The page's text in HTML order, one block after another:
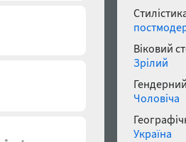
Віковий
Зрілий
Чоловіча
Україна